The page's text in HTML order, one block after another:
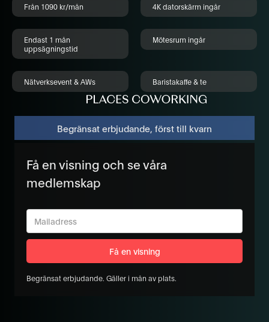
Från 1090 kr/mån 4K datorskärm ingår
Endast 1 mån
uppsägningstid
Mötesrum ingår
Nätverksevent & AWs Baristakaffe & te
Begränsat erbjudande, först till kvarn
Få en visning och se våra
medlemskap
Begränsat erbjudande. Gäller i mån av plats.